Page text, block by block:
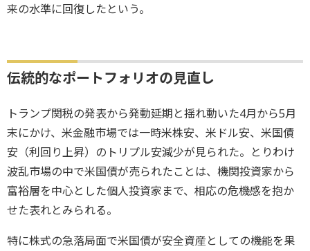
来の水準に回復したという。
伝統的なポートフォリオの見直し
トランプ関税の発表から発動延期と揺れ動いた4月から5月
末にかけ、米金融市場では一時米株安、米ドル安、米国債
安（利回り上昇）のトリプル安減少が見られた。とりわけ
波乱市場の中で米国債が売られたことは、機関投資家から
富裕層を中心とした個人投資家まで、相応の危機感を抱か
せた表れとみられる。
特に株式の急落局面で米国債が安全資産としての機能を果